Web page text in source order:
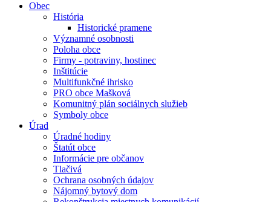
Obec
História
Historické pramene
Významné osobnosti
Poloha obce
Firmy - potraviny, hostinec
Inštitúcie
Multifunkčné ihrisko
PRO obce Mašková
Komunitný plán sociálnych služieb
Symboly obce
Úrad
Úradné hodiny
Štatút obce
Informácie pre občanov
Tlačivá
Ochrana osobných údajov
Nájomný bytový dom